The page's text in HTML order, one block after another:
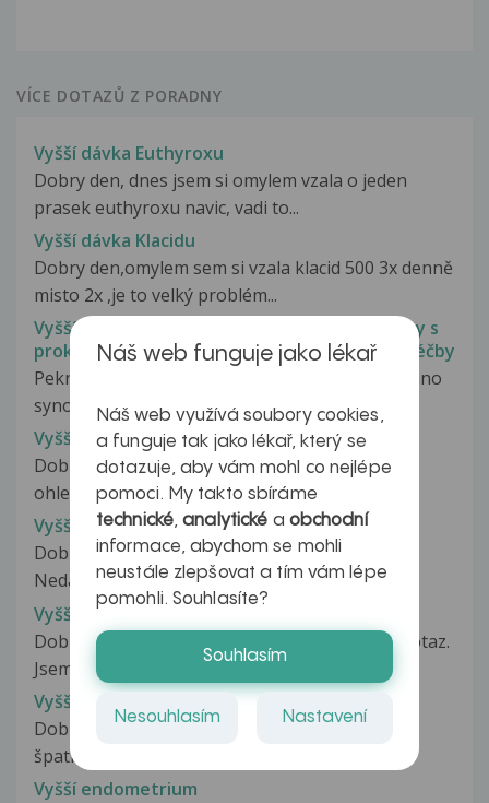
VÍCE DOTAZŮ Z PORADNY
Vyšší dávka Euthyroxu
Dobry den, dnes jsem si omylem vzala o jeden
prasek euthyroxu navic, vadi to...
Vyšší dávka Klacidu
Dobry den,omylem sem si vzala klacid 500 3x denně
misto 2x ,je to velký problém...
Vyšší dávky vit. D jsou vyhrazené pro pacienty s
prokázaným deficitem, je nutná monitorace léčby
Pekny den, rada bych se zeptala, bylo predepsano
synovi (V zahraniči) Vitamin...
Vyšší diastolický tlak
Dobrý den, chtěla jsem se zeptat, co mám dělat
ohledně hraničního diastolického...
Vyšší diastolický tlak
Dobrý den paní doktorko, mám prosím dotaz.
Nedávno jsem byla u praktické doktorky...
Vyšší diastolický tlak
Dobry den pane doktore, mam na Vas rychly dotaz.
Jsem 9 dni po porodu cisarskym...
Vyšší echogenita jater
Dobrý den, manžel byl na ultrazvuku jater kvůli
špatným krevním testům a v závěru...
Vyšší endometrium
Náš web funguje jako lékař
Náš web využívá soubory cookies,
a funguje tak jako lékař, který se
dotazuje, aby vám mohl co nejlépe
pomoci. My takto sbíráme
technické,analytické a obchodní
informace, abychom se mohli
neustále zlepšovat a tím vám lépe
pomohli. Souhlasíte?
Souhlasím
Nesouhlasím Nastavení